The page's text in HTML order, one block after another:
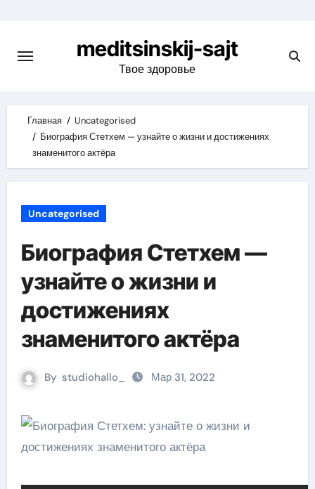
content
meditsinskij-sajt
Твое здоровье
Главная
Uncategorised
Биография Стетхем — узнайте о жизни и достижениях
знаменитого актёра
Uncategorised
Биография Стетхем —
узнайте о жизни и
достижениях
знаменитого актёра
By studiohallo_ Мар 31, 2022